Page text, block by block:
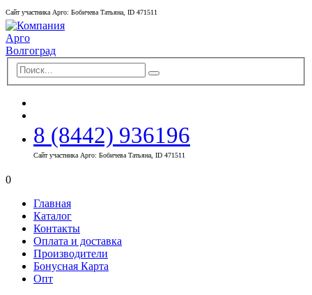
Сайт участника Арго: Бобичева Татьяна, ID 471511
8 (8442) 936196
Сайт участника Арго: Бобичева Татьяна, ID 471511
0
Главная
Каталог
Контакты
Оплата и доставка
Производители
Бонусная Карта
Опт